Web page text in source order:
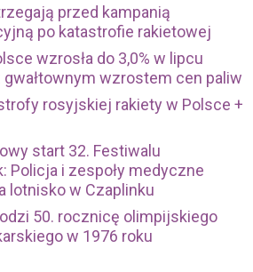
przed kampanią
po katastrofie rakietowej
wzrosła do 3,0% w lipcu
wzrostem cen paliw
rosyjskiej rakiety w Polsce +
start 32. Festiwalu
Policja i zespoły medyczne
lotnisko w Czaplinku
50. rocznicę olimpijskiego
w 1976 roku